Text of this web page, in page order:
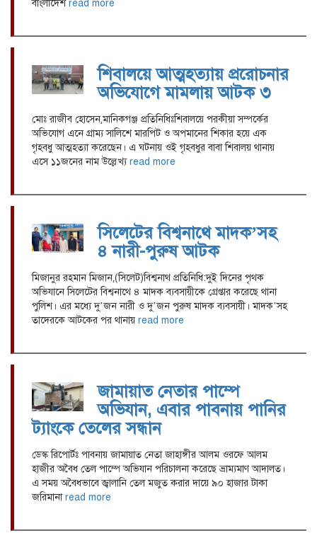
বাংলাদেশread more
শিবালয়ে আত্মহত্যায় প্ররোচনার
অভিযোগে মামলায় আটক ৩
মোঃ রাজীব হোসেন,মানিকগঞ্জ প্রতিনিধিঃশিবালয়ে পরকীয়া সম্পর্কের
অভিযোগ এনে গ্রাম্য সালিশে মারপিট ও অপমানের শিকার হয়ে এক
গৃহবধু আত্মহত্যা করেছেন। এ ঘটনায় ওই গৃহবধুর বাবা শিবালয় থানায়
এসে ১১জনের নাম উল্লেখ্যread more
সিলেটের বিশ্বনাথে মাদক’সহ
৪ নারী-পুরুষ আটক
মিজানুর রহমান মিজান,(সিলেট)বিশ্বনাথ প্রতিনিধি:দুই দিনের পৃথক
অভিযানে সিলেটের বিশ্বনাথে ৪ মাদক ব্যবসায়ীকে গ্রেপ্তার করেছে থানা
পুলিশ। এর মধ্যে দু’জন নারী ও দু’জন পুরুষ মাদক ব্যবসায়ী। মাদক’সহ
তাদেরকে আটকের পর থানায় read more
জামায়াত নেতার পাম্পে
অভিযান, এবার পাবনায় পানির
ট্যাংকে তেলের সন্ধান
ডেস্ক রিপোর্টঃ পাবনায় জামায়াত নেতা জাহাঙ্গীর আলম ওরফে আলম
হাজীর অবৈধ তেল পাম্পে অভিযান পরিচালনা করেছে ভ্রাম্যমাণ আদালত।
এ সময় অবৈধভাবে জ্বালানি তেল মজুত করার দায়ে ৯০ হাজার টাকা
জরিমানাread more